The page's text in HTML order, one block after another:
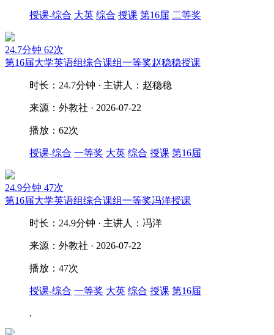
授课-综合 大英 综合 授课 第16届 二等奖
24.7分钟 62次
第16届大学英语组综合课组一等奖赵稳稳授课
时长：24.7分钟 · 主讲人：赵稳稳
来源：外教社 · 2026-07-22
播放：62次
授课-综合 一等奖 大英 综合 授课 第16届
24.9分钟 47次
第16届大学英语组综合课组一等奖冯洋授课
时长：24.9分钟 · 主讲人：冯洋
来源：外教社 · 2026-07-22
播放：47次
授课-综合 一等奖 大英 综合 授课 第16届
,